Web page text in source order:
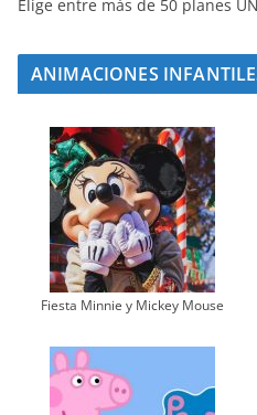
Elige entre más de 50 planes
ANIMACIONES
Fiesta Minnie y Mickey Mouse